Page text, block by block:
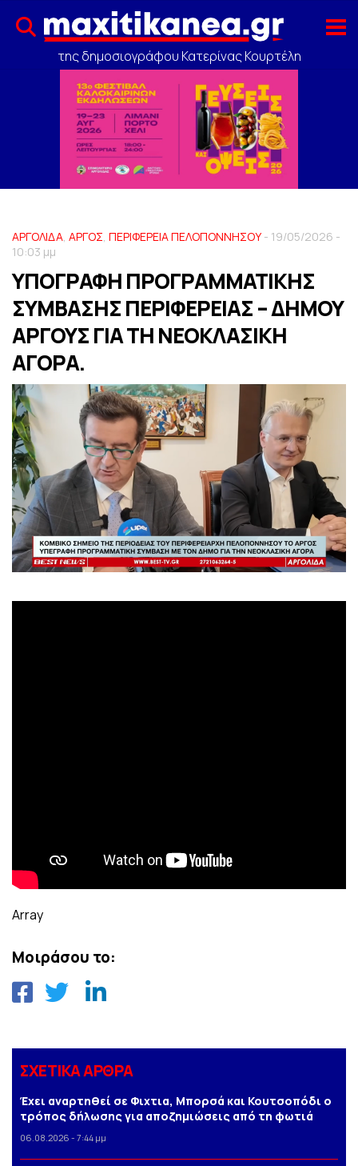
της δημοσιογράφου Κατερίνας Κουρτέλη
ΑΡΓΟΛΙΔΑ, ΑΡΓΟΣ, ΠΕΡΙΦΕΡΕΙΑ ΠΕΛΟΠΟΝΝΗΣΟΥ - 19/05/2026 -
10:03 μμ
ΥΠΟΓΡΑΦΗ ΠΡΟΓΡΑΜΜΑΤΙΚΗΣ
ΣΥΜΒΑΣΗΣ ΠΕΡΙΦΕΡΕΙΑΣ – ΔΗΜΟΥ
ΑΡΓΟΥΣ ΓΙΑ ΤΗ ΝΕΟΚΛΑΣΙΚΗ
ΑΓΟΡΑ.
Array
Μοιράσου το:
ΣΧΕΤΙΚΑ ΑΡΘΡΑ
Έχει αναρτηθεί σε Φιχτια, Μπορσά και Κουτσοπόδι ο
τρόπος δήλωσης για αποζημιώσεις από τη φωτιά
06.08.2026 - 7:44 μμ